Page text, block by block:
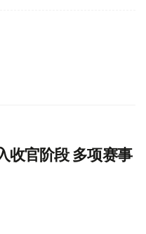
收官阶段 多项赛事